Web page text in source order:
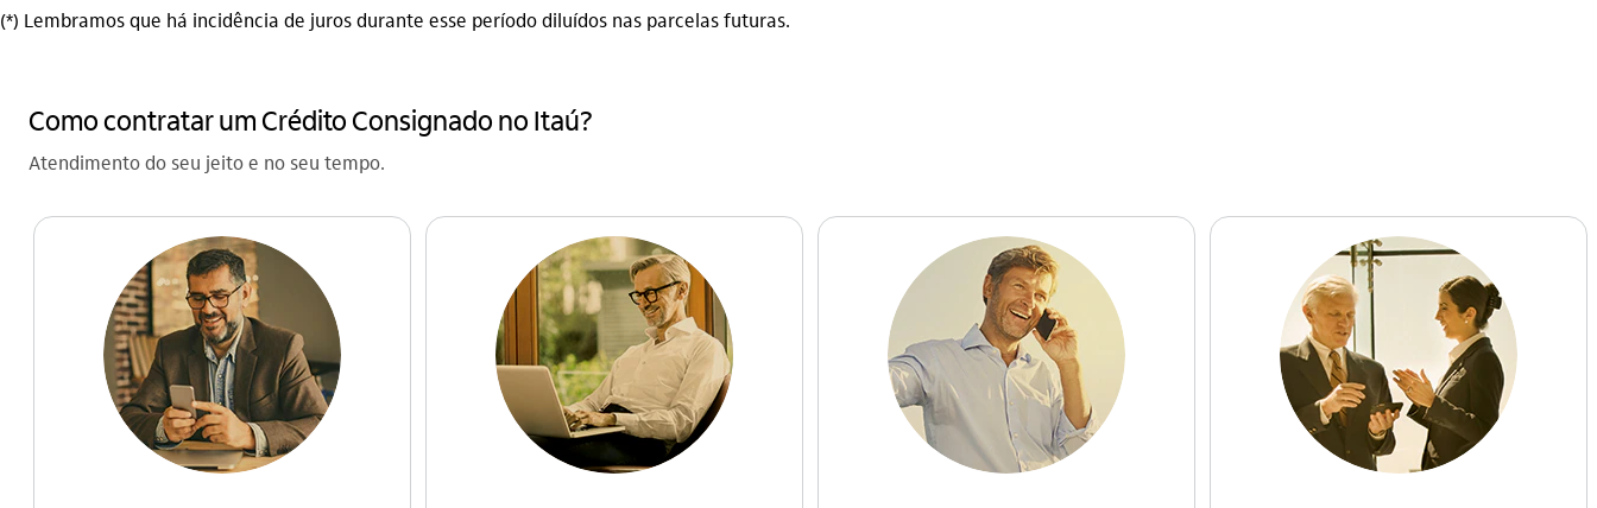
(*) Lembramos que há incidência de juros durante esse período diluídos nas parcelas futuras.
Como contratar um Crédito Consignado no Itaú?
Atendimento do seu jeito e no seu tempo.